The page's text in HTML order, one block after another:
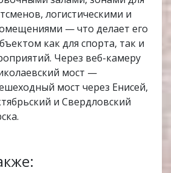
логистическими и
— что делает его
как для спорта, так и
Через веб-камеру
мост —
мост через Енисей,
и Свердловский